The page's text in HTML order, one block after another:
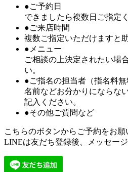
●ご予約日
できましたら複数日ご指定
●ご来店時間
複数ご指定いただけますと
●メニュー
ご相談の上決定されたい場
い。
●ご指名の担当者（指名料無
名前などお分かりにならな
記入ください。
●その他ご質問など
こちらのボタンからご予約をお願
LINEは友だち登録後、メッセー